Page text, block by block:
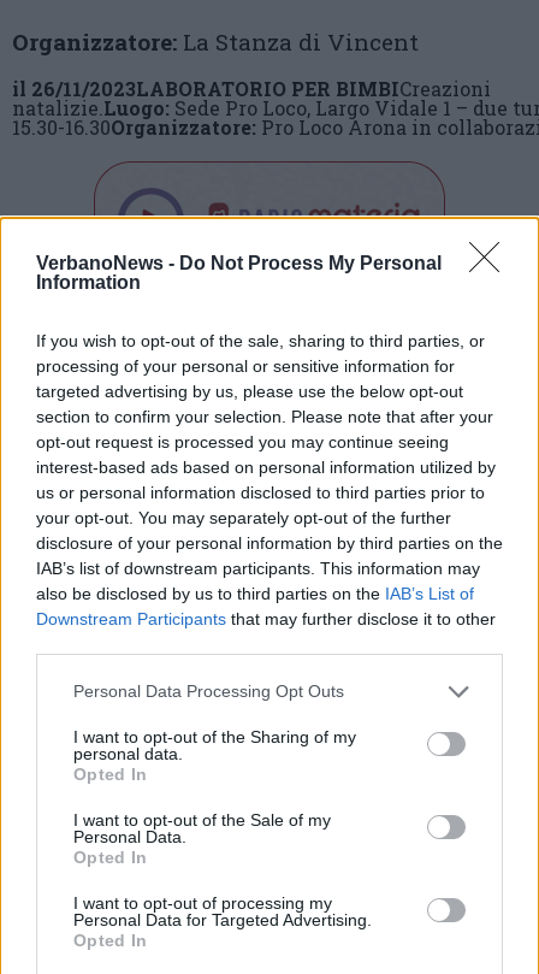
VerbanoNews - Do Not Process My Personal
Information
If you wish to opt-out of the sale, sharing to third parties, or
processing of your personal or sensitive information for
targeted advertising by us, please use the below opt-out
section to confirm your selection. Please note that after your
opt-out request is processed you may continue seeing
interest-based ads based on personal information utilized by
us or personal information disclosed to third parties prior to
your opt-out. You may separately opt-out of the further
disclosure of your personal information by third parties on the
IAB’s list of downstream participants. This information may
also be disclosed by us to third parties on the IAB’s List of
Downstream Participants that may further disclose it to other
Personal Data Processing Opt Outs
I want to opt-out of the Sharing of my
personal data.
Opted In
I want to opt-out of the Sale of my
Personal Data.
Opted In
I want to opt-out of processing my
Personal Data for Targeted Advertising.
Opted In
Organizzatore: La Stanza di Vincent
il 26/11/2023LABORATORIO PER BIMBICreazioni
natalizie. Luogo: Sede Pro Loco, Largo Vidale 1 – due
15.30-16.30Organizzatore: Pro Loco Arona in
Via Confalonieri, 5
Castronno
Tutti gli eventi
diagosto
PIÙ INFORMAZIONI SU
natale 2023
weekend arona
LEGGI GLI ALTRI ARTICOLI DI
LAGO MAGGIORE